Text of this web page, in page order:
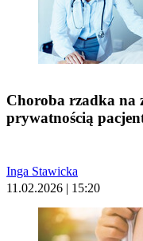
Choroba rzadka na
prywatnością
Inga Stawicka
11.02.2026 | 15:20